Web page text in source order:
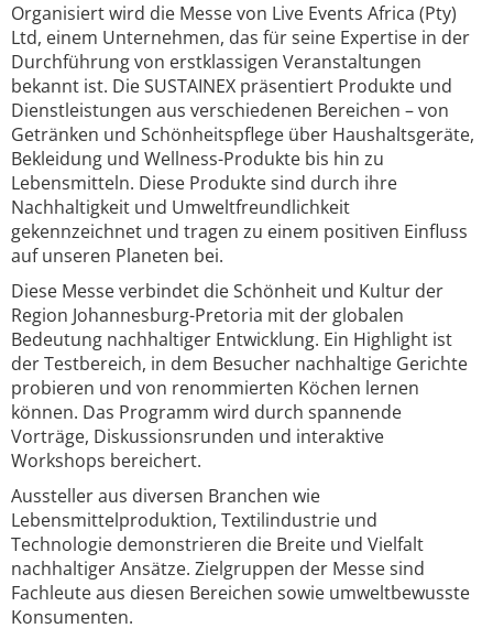
Organisiert wird die Messe von Live Events Africa (Pty)
Ltd, einem Unternehmen, das für seine Expertise in der
Durchführung von erstklassigen Veranstaltungen
bekannt ist. Die SUSTAINEX präsentiert Produkte und
Dienstleistungen aus verschiedenen Bereichen – von
Getränken und Schönheitspflege über Haushaltsgeräte,
Bekleidung und Wellness-Produkte bis hin zu
Lebensmitteln. Diese Produkte sind durch ihre
Nachhaltigkeit und Umweltfreundlichkeit
gekennzeichnet und tragen zu einem positiven Einfluss
auf unseren Planeten bei.
Diese Messe verbindet die Schönheit und Kultur der
Region Johannesburg-Pretoria mit der globalen
Bedeutung nachhaltiger Entwicklung. Ein Highlight ist
der Testbereich, in dem Besucher nachhaltige Gerichte
probieren und von renommierten Köchen lernen
können. Das Programm wird durch spannende
Vorträge, Diskussionsrunden und interaktive
Workshops bereichert.
Aussteller aus diversen Branchen wie
Lebensmittelproduktion, Textilindustrie und
Technologie demonstrieren die Breite und Vielfalt
nachhaltiger Ansätze. Zielgruppen der Messe sind
Fachleute aus diesen Bereichen sowie umweltbewusste
Konsumenten.